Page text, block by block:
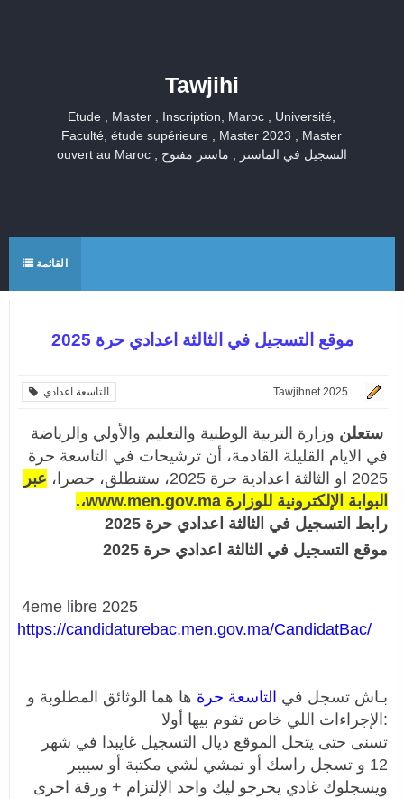
Tawjihi
Etude , Master , Inscription, Maroc , Université,
Faculté, étude supérieure , Master 2023 , Master
ouvert au Maroc , التسجيل في الماستر , ماستر مفتوح
القائمة
موقع التسجيل في الثالثة اعدادي حرة 2025
Tawjihnet 2025 التاسعة اعدادي
ستعلن وزارة التربية الوطنية والتعليم والأولي والرياضة
في الايام القليلة القادمة، أن ترشيحات في التاسعة حرة
2025 او الثالثة اعدادية حرة 2025، ستنطلق، حصرا،
عبر
البوابة الإلكترونية للوزارة www.men.gov.ma،.
رابط التسجيل في الثالثة اعدادي حرة 2025
موقع التسجيل في الثالثة اعدادي حرة 2025
4eme libre 2025
https://candidaturebac.men.gov.ma/CandidatBac/
بـاش تسجل في التاسعة حرة ها هما الوثائق المطلوبة و
الإجراءات اللي خاص تقوم بيها أولا:
12 و تسجل راسك أو تمشي لشي مكتبة أو سيبير
ويسجلوك غادي يخرجو ليك واحد الإلتزام + ورقة اخرى